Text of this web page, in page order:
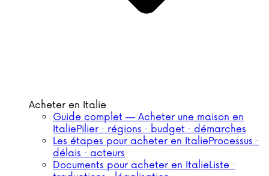
Acheter en Italie
Guide complet — Acheter une maison en
ItaliePilier · régions · budget · démarches
Les étapes pour acheter en ItalieProcessus ·
délais · acteurs
Documents pour acheter en ItalieListe ·